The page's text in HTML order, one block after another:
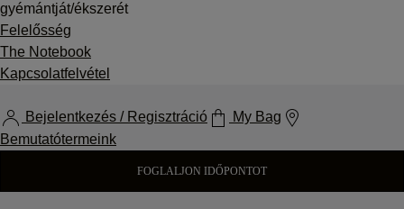
gyémántját/ékszerét
Felelősség
The Notebook
Kapcsolatfelvétel
Bejelentkezés / Regisztráció
My Bag
Bemutatótermeink
FOGLALJON IDŐPONTOT